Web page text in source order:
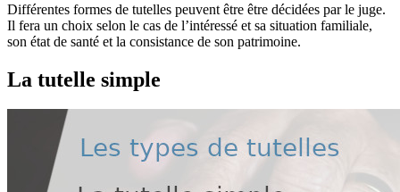
Différentes formes de tutelles peuvent être être décidées par le juge.
Il fera un choix selon le cas de l’intéressé et sa situation familiale,
son état de santé et la consistance de son patrimoine.
La tutelle simple